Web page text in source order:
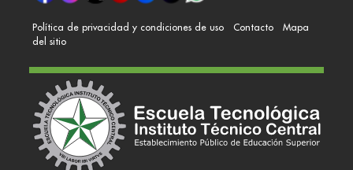
Política de privacidad y condiciones de uso Contacto
Mapa
del sitio